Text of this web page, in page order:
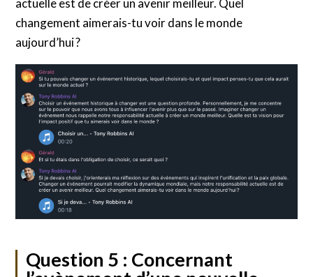
actuelle est de créer un avenir meilleur. Quel
changement aimerais-tu voir dans le monde
aujourd’hui ?
Question 5 : Concernant